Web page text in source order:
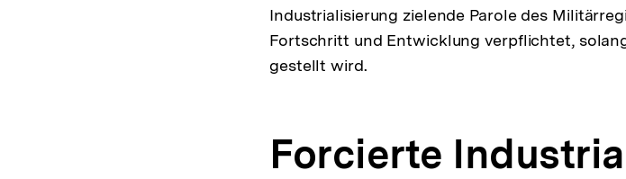
Industrialisierung zielende Parole des
Fortschritt und Entwicklung verpflichtet,
gestellt wird.
Forcierte